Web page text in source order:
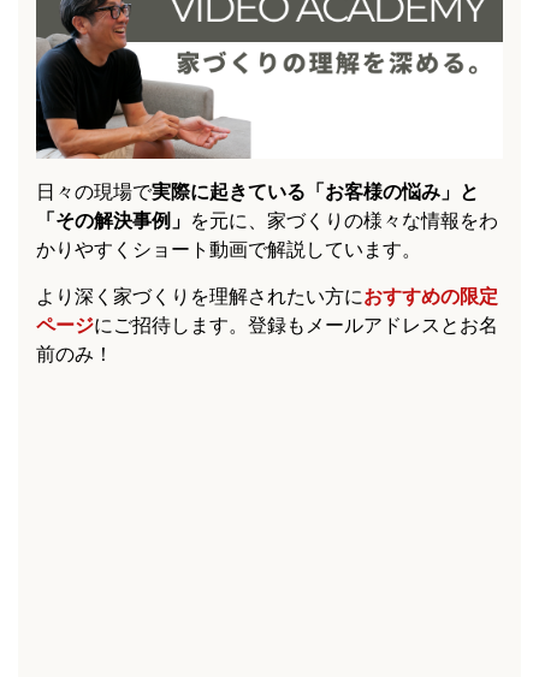
日々の現場で実際に起きている「お客様の悩み」と
「その解決事例」 を元に、家づくりの様々な情報をわ
かりやすくショート動画で解説しています。
より深く家づくりを理解されたい方におすすめの限定
ページにご招待します。登録もメールアドレスとお名
前のみ！